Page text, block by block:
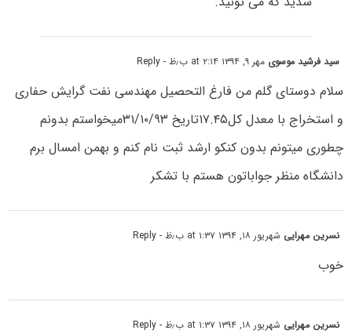
سید فرشید موسوی مهر ۹, ۱۳۹۴ at ۲:۱۴ ب٫ظ - Reply
سلام دوستای گلم من فارغ التحصیل مهندسی نفت گرایش حفاری
و استخراج با معدل کل۱۷.۴۵تاریخ ۳۱/۱۰/۹۳میخواستم بدونم
چطوری میتونم بدون کنکو ارشد ثبت نام کنم و بهمن امسال برم
دانشگاه منظر جواباتون هستم با تشکر
نسرین مهرایی شهریور ۱۸, ۱۳۹۴ at ۱:۳۷ ب٫ظ - Reply
خوب
نسرین مهرایی شهریور ۱۸, ۱۳۹۴ at ۱:۳۷ ب٫ظ - Reply